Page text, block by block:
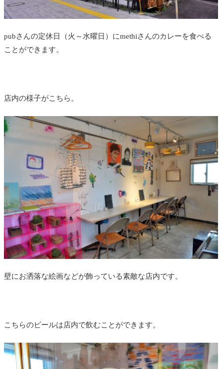
pubさんの定休日（火～水曜日）にmethiさんのカレーを食べる
ことができます。
店内の様子がこちら。
壁にお洒落な絵画などが飾っている素敵な店内です。
こちらのビールは店内で飲むことができます。